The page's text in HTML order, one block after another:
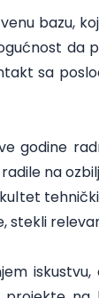
bazu,
da
sa
godine
na
stekli